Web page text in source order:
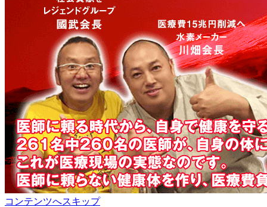
コンテンツへスキップ